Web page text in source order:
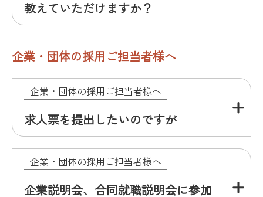
教えていただけますか？
企業・団体の採用ご担当者様へ
企業・団体の採用ご担当者様へ
求人票を提出したいのですが
企業・団体の採用ご担当者様へ
企業説明会、合同就職説明会に参加